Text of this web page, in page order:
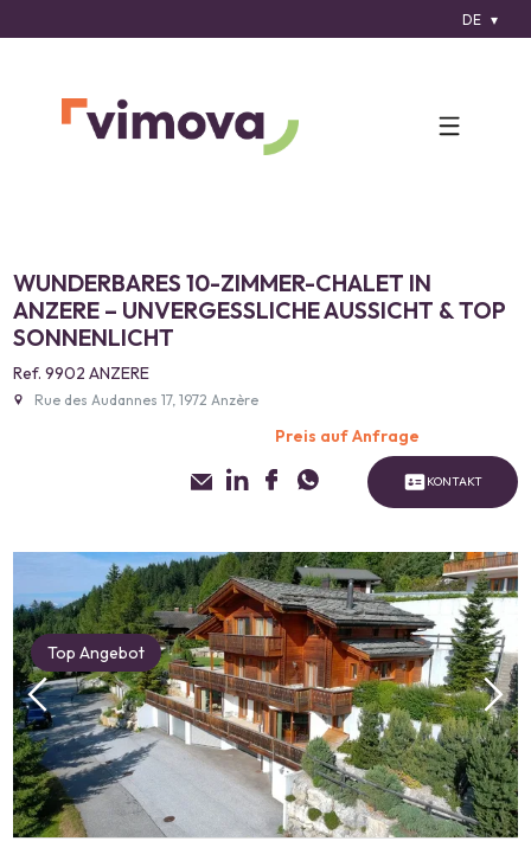
DE
WUNDERBARES 10-ZIMMER-CHALET IN
ANZERE – UNVERGESSLICHE AUSSICHT & TOP
SONNENLICHT
Ref. 9902 ANZERE
Rue des Audannes 17, 1972 Anzère
Preis auf Anfrage
KONTAKT
Top Angebot